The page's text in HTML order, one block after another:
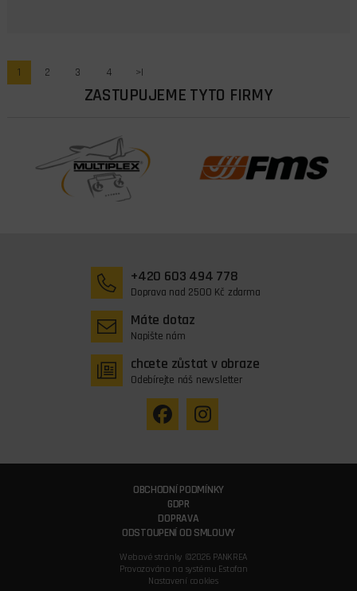
1 2 3 4 >|
ZASTUPUJEME TYTO FIRMY
+420 603 494 778
Doprava nad 2500 Kč zdarma
Máte dotaz
Napište nám
chcete zůstat v obraze
Odebírejte náš newsletter
OBCHODNÍ PODMÍNKY
GDPR
DOPRAVA
ODSTOUPENÍ OD SMLOUVY
Webové stránky ©2026 PANKREA
Provozováno na systému Estofan
Nastavení cookies